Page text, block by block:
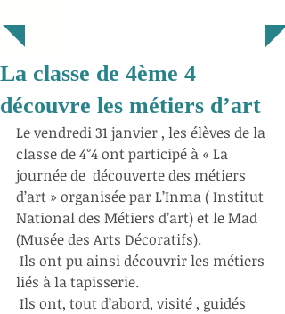
La classe de 4ème 4
découvre les métiers d’art
Le vendredi 31 janvier , les élèves de la
classe de 4°4 ont participé à « La
journée de  découverte des métiers
d’art » organisée par L’Inma ( Institut
National des Métiers d’art) et le Mad
(Musée des Arts Décoratifs).
liés à la tapisserie.